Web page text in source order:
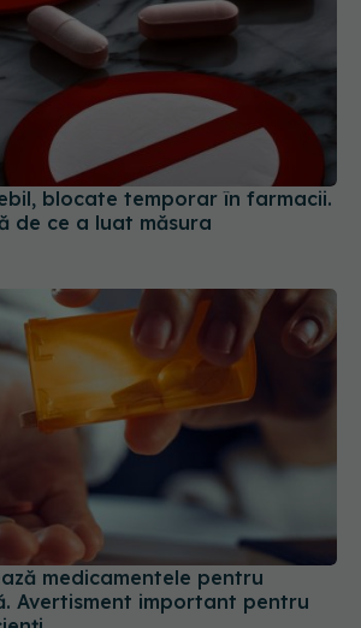
blocate temporar în farmacii.
de ce a luat măsura
medicamentele pentru
Avertisment important pentru